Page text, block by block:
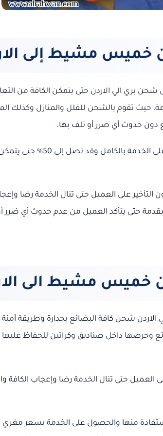
مشيط إلى
بري الي الاردن حتى يتمكن الكافة من
حيث تقوم بالشحن للفلل والمنازل وكذلك
دون حدوث أي ضرر أو تلف بها.
كما تحرص على تقديم خصومات هائلة تصل
التأخير على العميل حتى تنال الخدمة رضا
حتى يتأكد العميل من عدم حدوث أي ضرر
مشيط الى
شحن كافة البضائع بجدارة وطريقة آمنة
وحرصها داخل صناديق وكراتين للحفاظ
العميل حتى تنال الخدمة رضا وإعجاب الكافة
منها والحصول على الخدمة بسعر مغري